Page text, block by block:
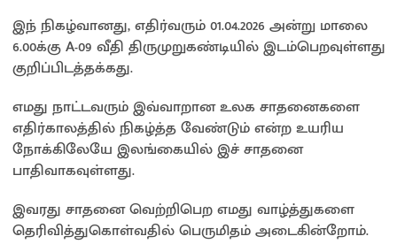
இந் நிகழ்வானது, எதிர்வரும் 01.04.2026 அன்று மாலை
6.00க்கு A-09 வீதி திருமுறுகண்டியில் இடம்பெறவுள்ளது
குறிப்பிடத்தக்கது.
எமது நாட்டவரும் இவ்வாறான உலக சாதனைகளை
எதிர்காலத்தில் நிகழ்த்த வேண்டும் என்ற உயரிய
நோக்கிலேயே இலங்கையில் இச் சாதனை
பாதிவாகவுள்ளது.
இவரது சாதனை வெற்றிபெற எமது வாழ்த்துகளை
தெரிவித்துகொள்வதில் பெருமிதம் அடைகின்றோம்.